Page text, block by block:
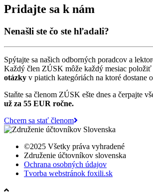
Pridajte sa k nám
Nenašli ste čo ste hľadali?
Spýtajte sa našich odborných poradcov a
Každý člen ZÚSK môže každý mesiac položiť
otázky v piatich kategóriách na ktoré dostane
Staňte sa členom ZÚSK ešte dnes a čerpajte
už za 55 EUR ročne.
Chcem sa stať členom
©2025 Všetky práva vyhradené
Združenie účtovníkov slovenska
Ochrana osobných údajov
Tvorba webstránok foxili.sk